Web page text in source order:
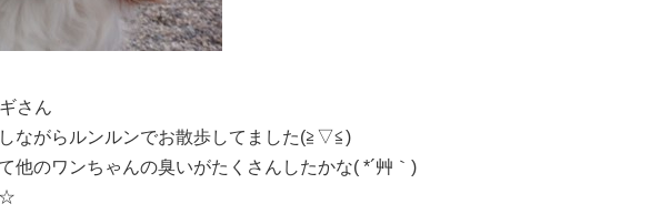
さん
ながらルンルンでお散歩してました(≧▽≦)
他のワンちゃんの臭いがたくさんしたかな( *´艸｀)
☆